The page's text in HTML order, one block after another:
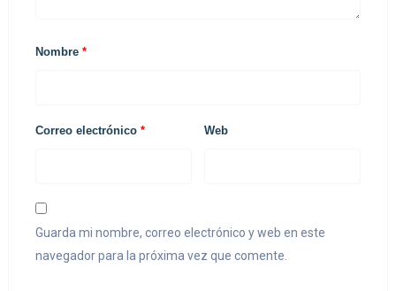
Nombre *
Correo electrónico * Web
Guarda mi nombre, correo electrónico y web en este
navegador para la próxima vez que comente.